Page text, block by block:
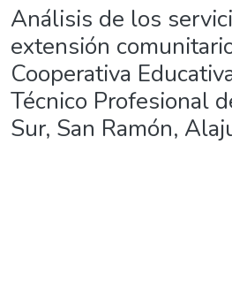
Análisis de los
extensión
Cooperativa
Técnico Profesional
Sur, San Ramón,